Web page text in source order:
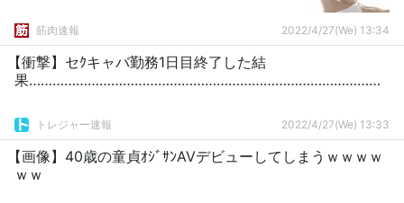
筋肉速報 2022/4/27(We) 13:34
【衝撃】セｸキャバ勤務1日目終了した結
果………………………………………………………………………………
トレジャー速報 2022/4/27(We) 13:33
【画像】40歳の童貞ｵｼﾞｻﾝAVデビューしてしまうｗｗｗｗ
ｗｗ